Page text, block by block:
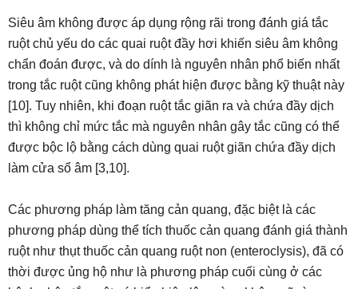
Siêu âm không được áp dụng rộng rãi trong đánh giá tắc
ruột chủ yếu do các quai ruột đầy hơi khiến siêu âm không
chẩn đoán được, và do dính là nguyên nhân phổ biến nhất
trong tắc ruột cũng không phát hiện được bằng kỹ thuật này
[10]. Tuy nhiên, khi đoạn ruột tắc giãn ra và chứa đầy dịch
thì không chỉ mức tắc mà nguyên nhân gây tắc cũng có thể
được bộc lộ bằng cách dùng quai ruột giãn chứa đầy dịch
làm cửa sổ âm [3,10].
Các phương pháp làm tăng cản quang, đặc biệt là các
phương pháp dùng thể tích thuốc cản quang đánh giá thành
ruột như thụt thuốc cản quang ruột non (enteroclysis), đã có
thời được ủng hộ như là phương pháp cuối cùng ở các